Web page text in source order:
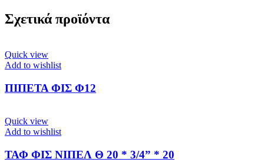
Σχετικά προϊόντα
Quick view
Add to wishlist
ΠΙΠΕΤΑ ΦΙΣ Φ12
Quick view
Add to wishlist
ΤΑΦ ΦΙΣ ΝΙΠΕΛ Θ 20 * 3/4” * 20